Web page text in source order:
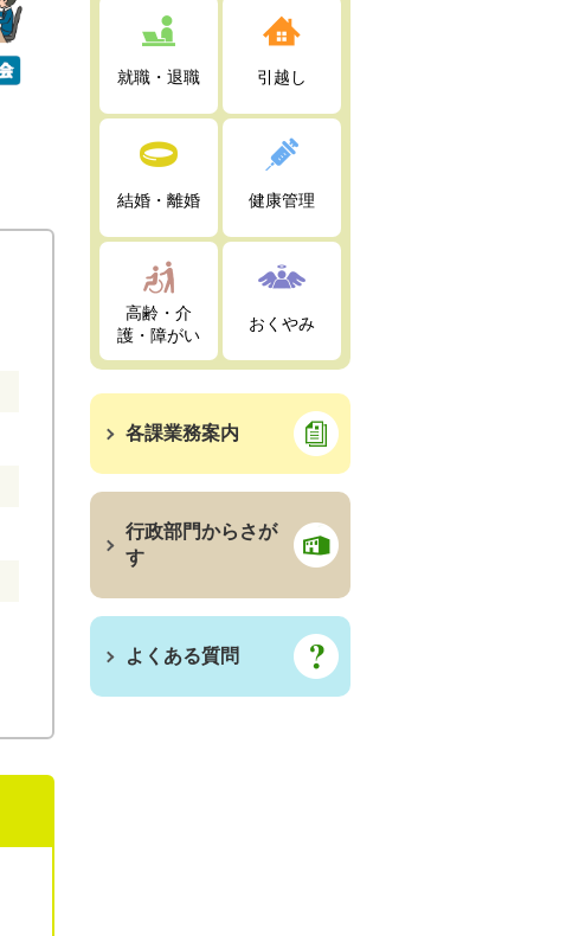
就職・退職 引越し
結婚・離婚 健康管理
高齢・介
護・障がい
おくやみ
各課業務案内
行政部門からさが
す
よくある質問